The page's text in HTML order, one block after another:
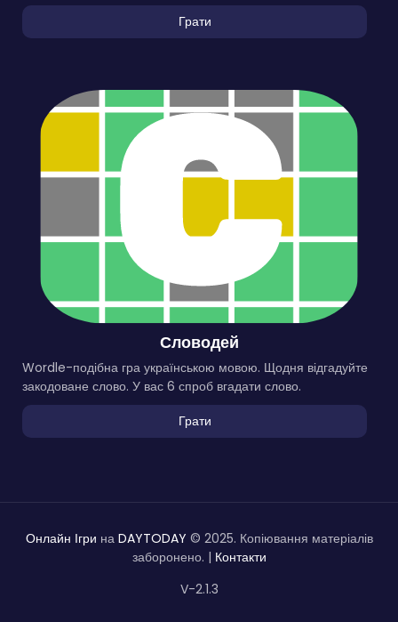
Грати
Словодей
Wordle-подібна гра українською мовою. Щодня відгадуйте
закодоване слово. У вас 6 спроб вгадати слово.
Грати
Онлайн Ігри на DAYTODAY © 2025. Копіювання матеріалів
заборонено. | Контакти
V-2.1.3